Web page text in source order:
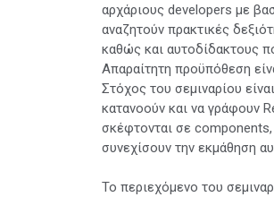
αρχάριους developers με
αναζητούν πρακτικές
καθώς και αυτοδίδακτους
Απαραίτητη προϋπόθεση
Στόχος του σεμιναρίου
κατανοούν και να γράφουν
σκέφτονται σε
συνεχίσουν την εκμάθηση
Το περιεχόμενο του